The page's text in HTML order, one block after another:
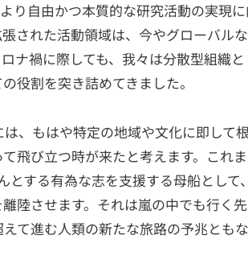
り自由かつ本質的な研究活動の実現
された活動領域は、今やグローバル
ナ禍に際しても、我々は分散型組織
役割を突き詰めてきました。
、もはや特定の地域や文化に即して
飛び立つ時が来たと考えます。これ
する有為な志を支援する母船として
陸させます。それは嵐の中でも行く
て進む人類の新たな旅路の予兆ともな